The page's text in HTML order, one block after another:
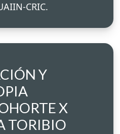
CRIC.
Y
X
TORIBIO